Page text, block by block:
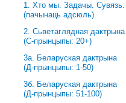
1. Хто мы. Задачы. Сувязь.
(пачынаць адсюль)
2. Сьветаглядная дактрына
(С-прынцыпы: 20+)
3a. Беларуская дактрына
(Д-прынцыпы: 1-50)
3б. Беларуская дактрына
(Д-прынцыпы: 51-100)